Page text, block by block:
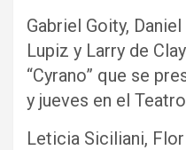
Gabriel Goity,
Lupiz y Larry de
“Cyrano” que se
y jueves en el
Leticia Siciliani,